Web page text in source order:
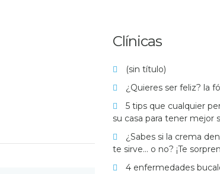
Clínicas
(sin título)
¿Quieres ser feliz? la
5 tips que cualquier
su casa para tener mejor
¿Sabes si la crema
te sirve… o no? ¡Te
4 enfermedades